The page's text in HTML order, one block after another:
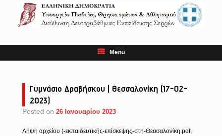
content
Menu
Γυμνάσιο Δραβήσκου | Θεσσαλονίκη (17-02-
2023)
Posted on 26 Ιανουαρίου 2023
Λήψη αρχείου (-εκπαιδευτικής-επίσκεψης-στη-Θεσσαλονίκη.pdf,